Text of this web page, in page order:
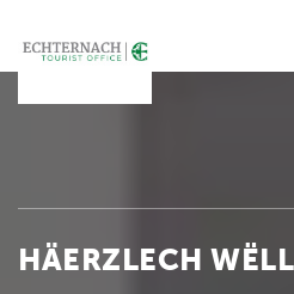
HÄERZLECH